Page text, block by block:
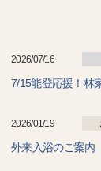
2026/07/16
7/15能登応援！林
2026/01/19
外来入浴のご案内